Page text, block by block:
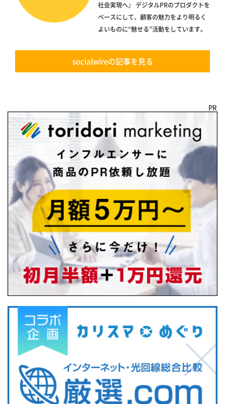
社会実現へ』 デジタルPRのプロダクトを
ベースにして、顧客の魅力をより明るく
よいものに“魅せる”活動をしています。
socialwireの記事を見る
PR